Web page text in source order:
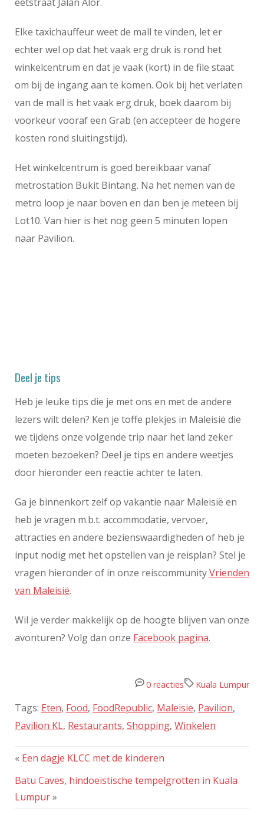
Elke taxichauffeur weet de mall te vinden, let er
echter wel op dat het vaak erg druk is rond het
winkelcentrum en dat je vaak (kort) in de file staat
om bij de ingang aan te komen. Ook bij het verlaten
van de mall is het vaak erg druk, boek daarom bij
voorkeur vooraf een Grab (en accepteer de hogere
kosten rond sluitingstijd).
Het winkelcentrum is goed bereikbaar vanaf
metrostation Bukit Bintang. Na het nemen van de
metro loop je naar boven en dan ben je meteen bij
Lot10. Van hier is het nog geen 5 minuten lopen
naar Pavilion.
Deel je tips
Heb je leuke tips die je met ons en met de andere
lezers wilt delen? Ken je toffe plekjes in Maleisië die
we tijdens onze volgende trip naar het land zeker
moeten bezoeken? Deel je tips en andere weetjes
door hieronder een reactie achter te laten.
Ga je binnenkort zelf op vakantie naar Maleisië en
heb je vragen m.b.t. accommodatie, vervoer,
attracties en andere bezienswaardigheden of heb je
input nodig met het opstellen van je reisplan? Stel je
vragen hieronder of in onze reiscommunityVrienden
van Maleisië.
Wil je verder makkelijk op de hoogte blijven van onze
avonturen? Volg dan onze Facebook pagina.
Kuala Lumpur
0 reacties
Tags: Eten, Food, FoodRepublic, Maleisie, Pavilion,
Pavilion KL, Restaurants, Shopping, Winkelen
« Een dagje KLCC met de kinderen
Batu Caves, hindoeïstische tempelgrotten in Kuala
Lumpur»